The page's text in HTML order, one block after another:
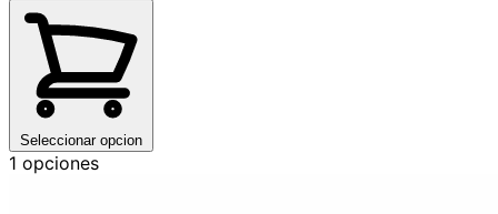
Seleccionar opcion
1 opciones